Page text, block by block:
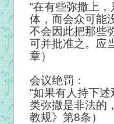
“在有些弥撒上
体，而会众可能
不会因此把那些
可并批准之。应
章）
会议绝罚：
“如果有人持下
类弥撒是非法的
教规》第8条）